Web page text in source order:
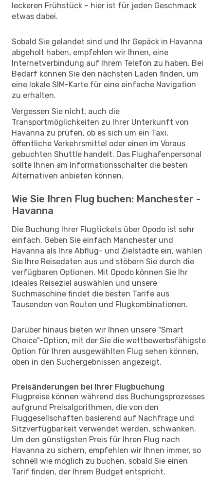
leckeren Frühstück – hier ist für jeden Geschmack
etwas dabei.
Sobald Sie gelandet sind und Ihr Gepäck in Havanna
abgeholt haben, empfehlen wir Ihnen, eine
Internetverbindung auf Ihrem Telefon zu haben. Bei
Bedarf können Sie den nächsten Laden finden, um
eine lokale SIM-Karte für eine einfache Navigation
zu erhalten.
Vergessen Sie nicht, auch die
Transportmöglichkeiten zu Ihrer Unterkunft von
Havanna zu prüfen, ob es sich um ein Taxi,
öffentliche Verkehrsmittel oder einen im Voraus
gebuchten Shuttle handelt. Das Flughafenpersonal
sollte Ihnen am Informationsschalter die besten
Alternativen anbieten können.
Wie Sie Ihren Flug buchen: Manchester -
Havanna
Die Buchung Ihrer Flugtickets über Opodo ist sehr
einfach. Geben Sie einfach Manchester und
Havanna als Ihre Abflug- und Zielstädte ein, wählen
Sie Ihre Reisedaten aus und stöbern Sie durch die
verfügbaren Optionen. Mit Opodo können Sie Ihr
ideales Reiseziel auswählen und unsere
Suchmaschine findet die besten Tarife aus
Tausenden von Routen und Flugkombinationen.
Darüber hinaus bieten wir Ihnen unsere "Smart
Choice"-Option, mit der Sie die wettbewerbsfähigste
Option für Ihren ausgewählten Flug sehen können,
oben in den Suchergebnissen angezeigt.
Preisänderungen bei Ihrer Flugbuchung
Flugpreise können während des Buchungsprozesses
aufgrund Preisalgorithmen, die von den
Fluggesellschaften basierend auf Nachfrage und
Sitzverfügbarkeit verwendet werden, schwanken.
Um den günstigsten Preis für Ihren Flug nach
Havanna zu sichern, empfehlen wir Ihnen immer, so
schnell wie möglich zu buchen, sobald Sie einen
Tarif finden, der Ihrem Budget entspricht.